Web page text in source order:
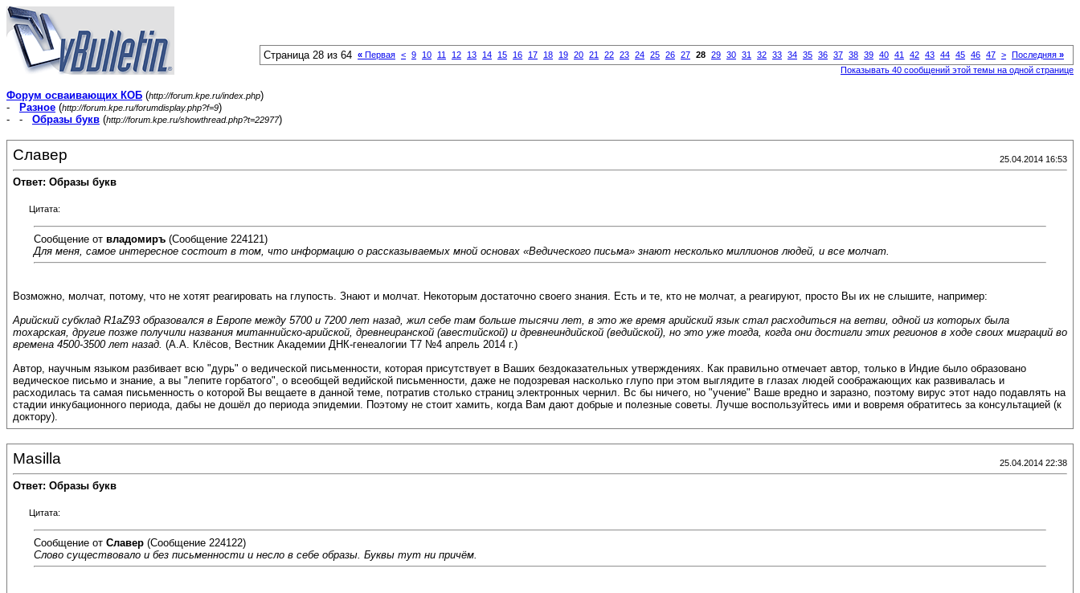
Страница 28 из 64 « Первая < 9 10 11 12 13 14 15 16 17 18 19 20 21 22 23 24 25 26 27 28 29 30 31 32 33 34 35 36 37 38 39 40 41 42 43 44 45 46 47 > Последняя »
Показывать 40 сообщений этой темы на одной странице
Форум осваивающих КОБ (http://forum.kpe.ru/index.php)
-
Разное (http://forum.kpe.ru/forumdisplay.php?f=9)
- - Образы букв (http://forum.kpe.ru/showthread.php?t=22977)
Славер 25.04.2014 16:53
Ответ: Образы букв
Цитата:
Сообщение от владомиръ (Сообщение 224121)
Для меня, самое интересное состоит в том, что информацию о рассказываемых мной основах «Ведического письма» знают несколько миллионов людей, и все молчат.
Возможно, молчат, потому, что не хотят реагировать на глупость. Знают и молчат. Некоторым достаточно своего знания. Есть и те, кто не молчат, а реагируют, просто Вы их не слышите, например:
Арийский субклад R1aZ93 образовался в Европе между 5700 и 7200 лет назад, жил себе там больше тысячи лет, в это же время арийский язык стал расходиться на ветви, одной из которых была
тохарская, другие позже получили названия митаннийско-арийской, древнеиранской (авестийской) и древнеиндийской (ведийской), но это уже тогда, когда они достигли этих регионов в ходе своих миграций во
времена 4500-3500 лет назад. (А.А. Клёсов, Вестник Академии ДНК-генеалогии Т7 №4 апрель 2014 г.)
Автор, научным языком разбивает всю "дурь" о ведической письменности, которая присутствует в Ваших бездоказательных утверждениях. Как правильно отмечает автор, только в Индие было образовано
ведическое письмо и знание, а вы "лепите горбатого", о всеобщей ведийской письменности, даже не подозревая насколько глупо при этом выглядите в глазах людей соображающих как развивалась и
расходилась та самая письменность о которой Вы вещаете в данной теме, потратив столько страниц электронных чернил. Вс бы ничего, но "учение" Ваше вредно и заразно, поэтому вирус этот надо подавлять на
стадии инкубационного периода, дабы не дошёл до периода эпидемии. Поэтому не стоит хамить, когда Вам дают добрые и полезные советы. Лучше воспользуйтесь ими и вовремя обратитесь за консультацией (к
доктору).
Masilla 25.04.2014 22:38
Ответ: Образы букв
Цитата:
Сообщение от Славер (Сообщение 224122)
Слово существовало и без письменности и несло в себе образы. Буквы тут ни причём.